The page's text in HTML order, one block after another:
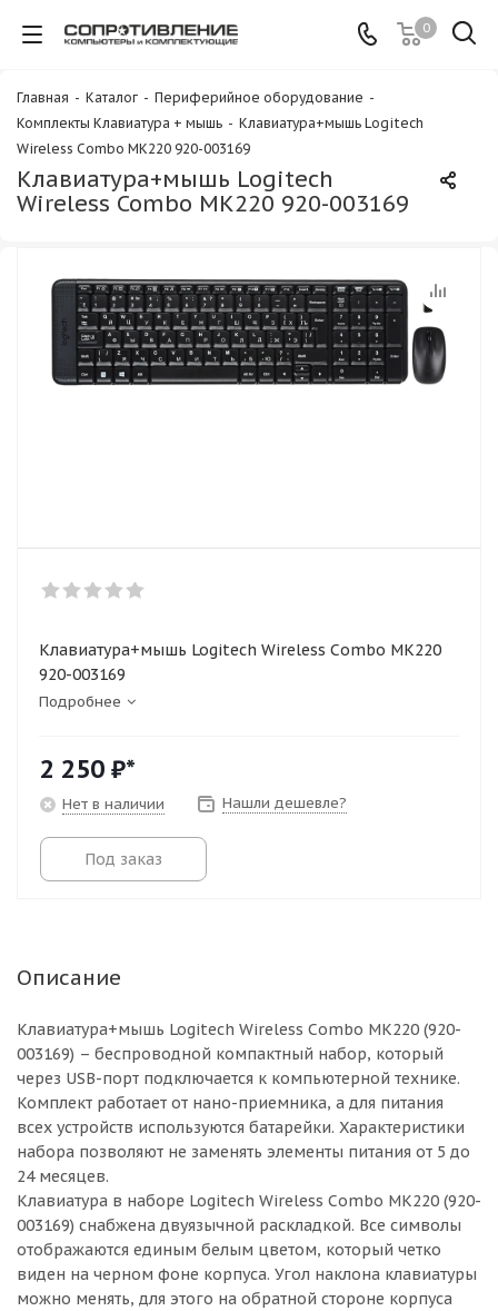
0
Главная - Каталог - Периферийное оборудование -
Комплекты Клавиатура + мышь - Клавиатура+мышь Logitech
Wireless Combo MK220 920-003169
Клавиатура+мышь Logitech
Wireless Combo MK220 920-003169
Клавиатура+мышь Logitech Wireless Combo MK220
920-003169
Подробнее
2 250 ₽*
Нет в наличии Нашли дешевле?
Под заказ
Описание
Клавиатура+мышь Logitech Wireless Combo MK220 (920-
003169) – беспроводной компактный набор, который
через USB-порт подключается к компьютерной технике.
Комплект работает от нано-приемника, а для питания
всех устройств используются батарейки. Характеристики
набора позволяют не заменять элементы питания от 5 до
24 месяцев.
Клавиатура в наборе Logitech Wireless Combo MK220 (920-
003169) снабжена двуязычной раскладкой. Все символы
отображаются единым белым цветом, который четко
виден на черном фоне корпуса. Угол наклона клавиатуры
можно менять, для этого на обратной стороне корпуса